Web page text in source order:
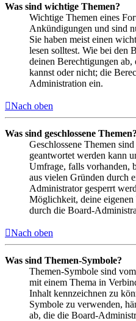
Was sind wichtige Themen?
Wichtige Themen eines
Ankündigungen und sind
Sie haben meist einen
lesen solltest. Wie bei den
deinen Berechtigungen
kannst oder nicht; die
Administration ein.
Nach oben
Was sind geschlossene Themen?
Geschlossene Themen
geantwortet werden kann
Umfrage, falls vorhanden,
aus vielen Gründen durch
Administrator gesperrt
Möglichkeit, deine
durch die Board-
Nach oben
Was sind Themen-Symbole?
Themen-Symbole sind
mit einem Thema in
Inhalt kennzeichnen zu
Symbole zu verwenden,
ab, die die Board-